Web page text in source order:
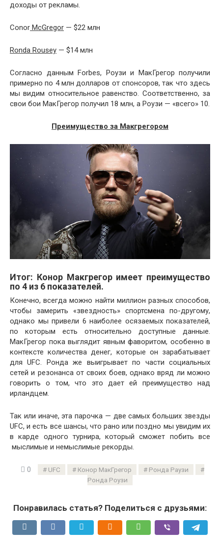
доходы от рекламы.
Conor McGregor — $22 млн
Ronda Rousey — $14 млн
Согласно данным Forbes, Роузи и МакГрегор получили
примерно по 4 млн долларов от спонсоров, так что здесь
мы видим относительное равенство. Соответственно, за
свои бои МакГрегор получил 18 млн, а Роузи — «всего» 10.
Преимущество за Макгрегором
Итог: Конор Макгрегор имеет преимущество
по 4 из 6 показателей.
Конечно, всегда можно найти миллион разных способов,
чтобы замерить «звездность» спортсмена по-другому,
однако мы привели 6 наиболее осязаемых показателей,
по которым есть относительно доступные данные.
МакГрегор пока выглядит явным фаворитом, особенно в
контексте количества денег, которые он зарабатывает
для UFC. Ронда же выигрывает по части социальных
сетей и резонанса от своих боев, однако вряд ли можно
говорить о том, что это дает ей преимущество над
ирландцем.
Так или иначе, эта парочка — две самых больших звезды
UFC, и есть все шансы, что рано или поздно мы увидим их
в карде одного турнира, который сможет побить все
мыслимые и немыслимые рекорды.
0 UFC Конор МакГрегор
Ронда Раузи
Ронда Роузи
Понравилась статья? Поделиться с друзьями: